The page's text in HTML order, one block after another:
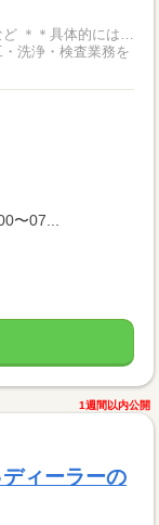
…
〜07...
1週間以内公開
ィーラーの